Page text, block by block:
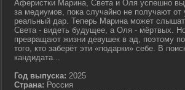
Аферистки Марина, Света и Оля успешно
за медиумов, пока случайно не получают от
реальный дар. Теперь Марина может
Света - видеть будущее, а Оля - мёртвых.
превращают жизни девушек в ад, поэтому
того, кто заберёт эти «подарки» себе. В
кандидата...
Год выпуска: 2025
Страна: Россия